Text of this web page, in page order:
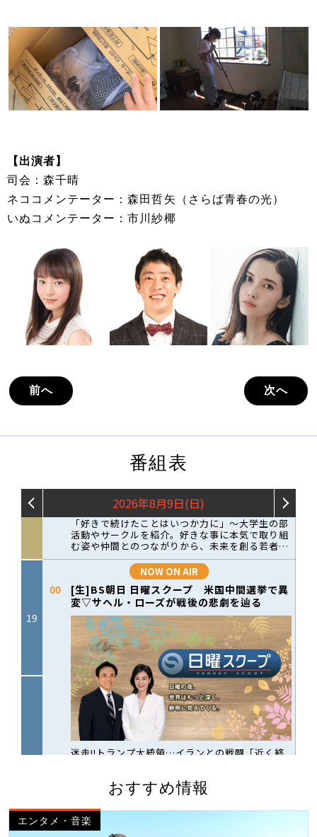
【出演者】
司会：森千晴
ネココメンテーター：森田哲矢（さらば青春の光）
いぬコメンテーター：市川紗椰
前へ 次へ
番組表
おすすめ情報
エンタメ・音楽